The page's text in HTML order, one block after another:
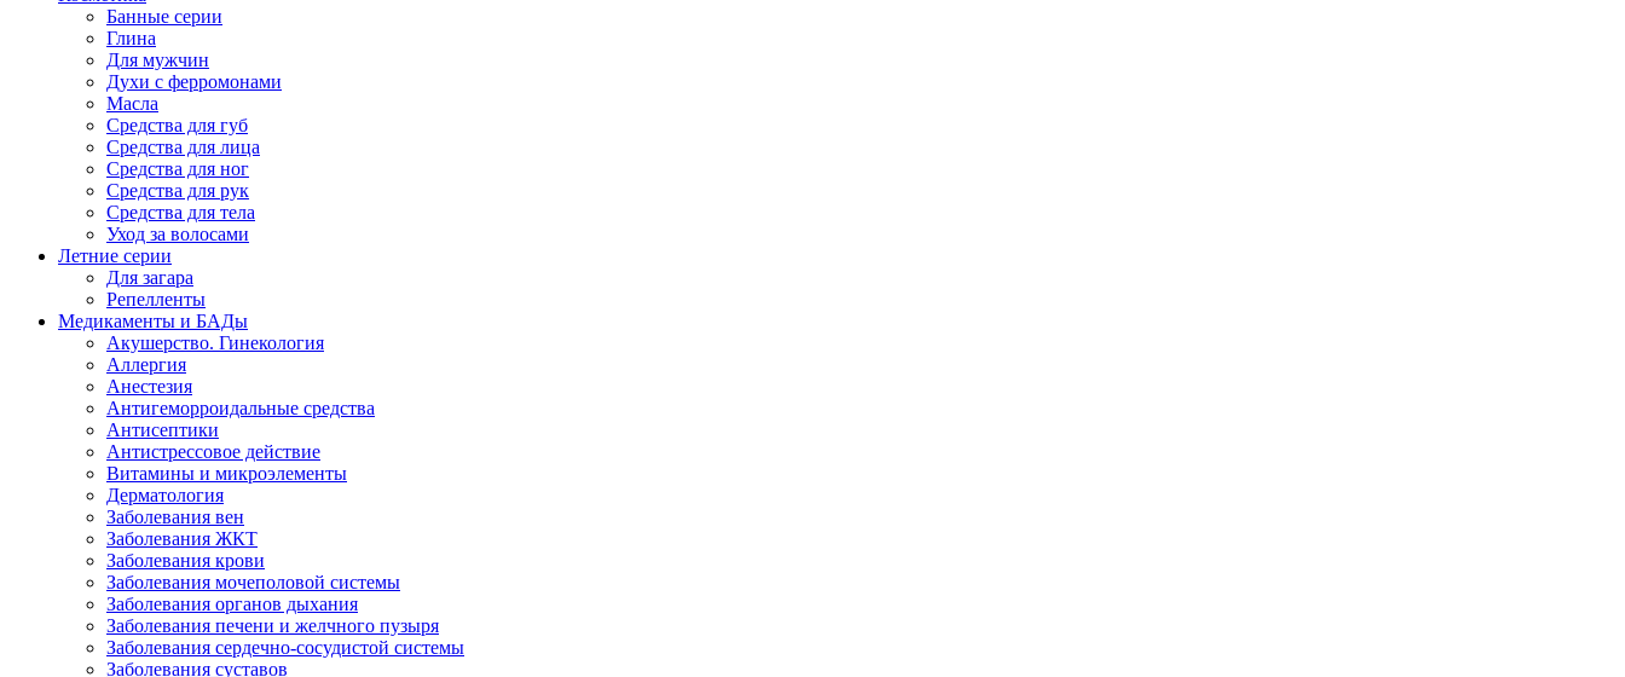
Банные серии
Глина
Для мужчин
Духи с ферромонами
Масла
Средства для губ
Средства для лица
Средства для ног
Средства для рук
Средства для тела
Уход за волосами
Летние серии
Для загара
Репелленты
Медикаменты и БАДы
Акушерство. Гинекология
Аллергия
Анестезия
Антигеморроидальные средства
Антисептики
Антистрессовое действие
Витамины и микроэлементы
Дерматология
Заболевания вен
Заболевания ЖКТ
Заболевания крови
Заболевания мочеполовой системы
Заболевания органов дыхания
Заболевания печени и желчного пузыря
Заболевания сердечно-сосудистой системы
Заболевания суставов